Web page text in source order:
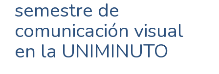
semestre de
comunicación visual
en la UNIMINUTO